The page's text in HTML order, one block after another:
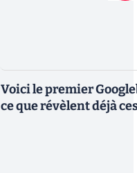
Voici le premier
ce que révèlent déjà